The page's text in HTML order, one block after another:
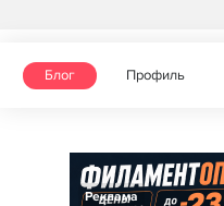
Блог Профиль
Реклама